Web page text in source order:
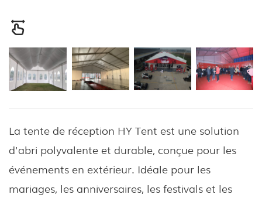
La tente de réception HY Tent est une solution
d'abri polyvalente et durable, conçue pour les
événements en extérieur. Idéale pour les
mariages, les anniversaires, les festivals et les